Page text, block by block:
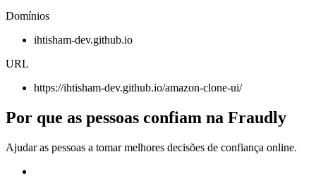
Domínios
ihtisham-dev.github.io
URL
https://ihtisham-dev.github.io/amazon-clone-ui/
Por que as pessoas confiam na Fraudly
Ajudar as pessoas a tomar melhores decisões de confiança online.